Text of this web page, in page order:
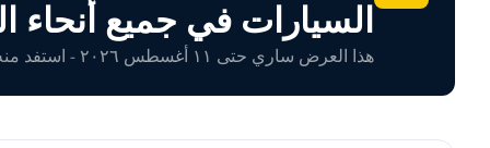
السيارات في جميع أنحاء
هذا العرض ساري حتى ١١ أغسطس ٢٠٢٦ - استفد منه اليوم!